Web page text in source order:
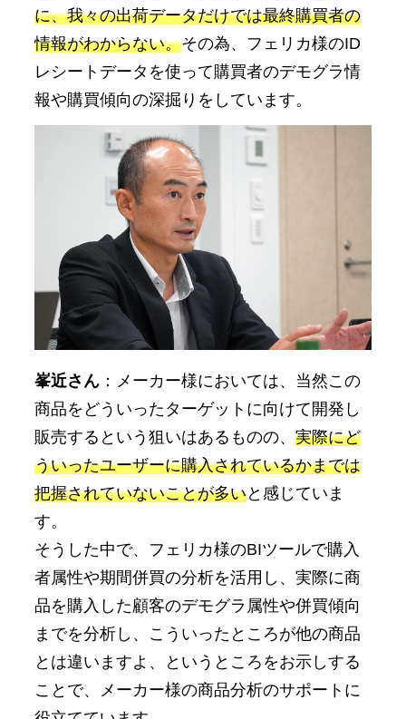
に、我々の出荷データだけでは最終購買者の
情報がわからない。その為、フェリカ様のID
レシートデータを使って購買者のデモグラ情
報や購買傾向の深掘りをしています。
峯近さん ：メーカー様においては、当然この
商品をどういったターゲットに向けて開発し
販売するという狙いはあるものの、 実際にど
ういったユーザーに購入されているかまでは
把握されていないことが多いと感じていま
す。
そうした中で、フェリカ様のBIツールで購入
者属性や期間併買の分析を活用し、実際に商
品を購入した顧客のデモグラ属性や併買傾向
までを分析し、こういったところが他の商品
とは違いますよ、というところをお示しする
ことで、メーカー様の商品分析のサポートに